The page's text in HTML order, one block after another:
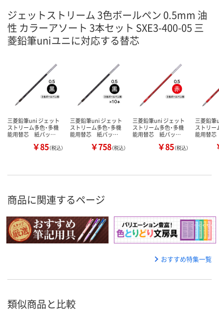
ジェットストリーム 3色ボールペン 0.5mm 油
性 カラーアソート 3本セット SXE3-400-05 三
菱鉛筆uniユニに対応する替芯
三菱鉛筆uni ジェット
ストリーム多色・多機
能用替芯 紙パッ…
￥85（税込）
三菱鉛筆uni ジェット
ストリーム多色・多機
能用替芯 紙パッ…
￥758（税込）
三菱鉛筆uni ジェット
ストリーム多色・多機
能用替芯 紙パッ…
￥85（税込）
三菱鉛筆
ストリー
能用替
商品に関連するページ
おすすめ特集一覧
類似商品と比較